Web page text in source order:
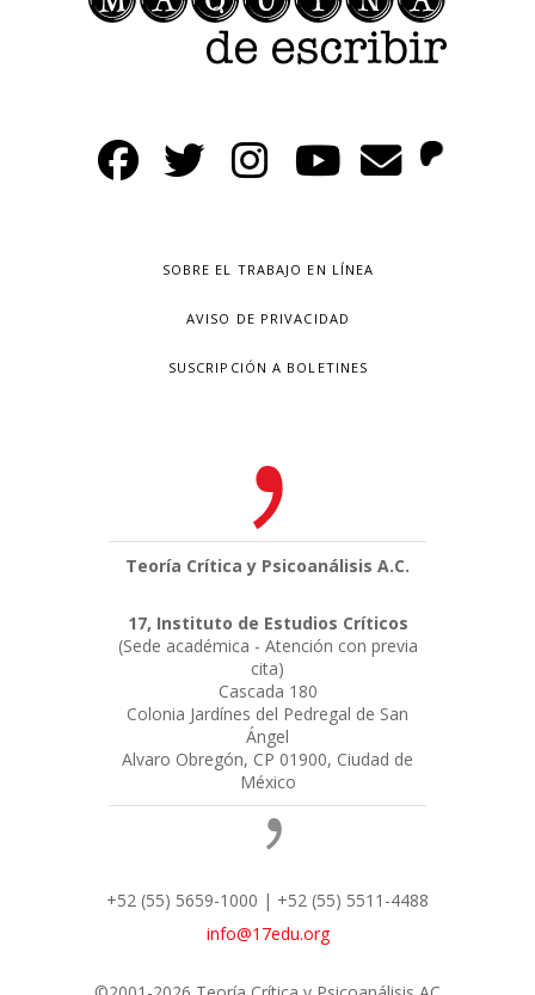
SOBRE EL TRABAJO EN LÍNEA
AVISO DE PRIVACIDAD
SUSCRIPCIÓN A BOLETINES
Teoría Crítica y Psicoanálisis A.C.
17, Instituto de Estudios Críticos
(Sede académica - Atención con previa
cita)
Cascada 180
Colonia Jardínes del Pedregal de San
Ángel
Alvaro Obregón, CP 01900, Ciudad de
México
+52 (55) 5659-1000 | +52 (55) 5511-4488
info@17edu.org